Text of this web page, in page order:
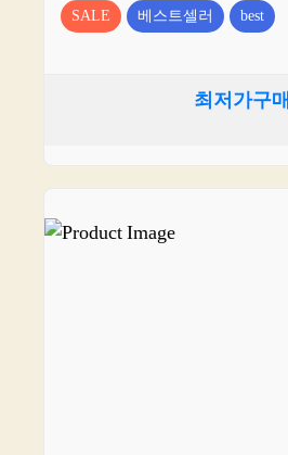
SALE 베스트셀러 best
최저가구매